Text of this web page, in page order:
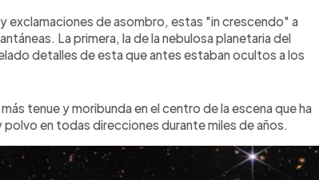
exclamaciones de asombro, estas "in crescendo" a
La primera, la de la nebulosa planetaria del
detalles de esta que antes estaban ocultos a los
tenue y moribunda en el centro de la escena que ha
en todas direcciones durante miles de años.